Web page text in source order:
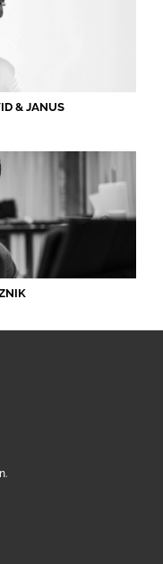
& JANUS